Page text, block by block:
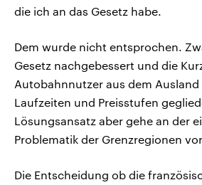
die ich an das Gesetz habe.
Dem wurde nicht entsprochen.
Gesetz nachgebessert und die
Autobahnnutzer aus dem
Laufzeiten und Preisstufen
Lösungsansatz aber gehe an der
Problematik der Grenzregionen
Die Entscheidung ob die